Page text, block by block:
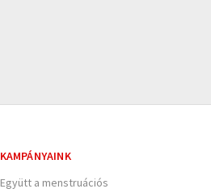
KAMPÁNYAINK
Együtt a menstruációs